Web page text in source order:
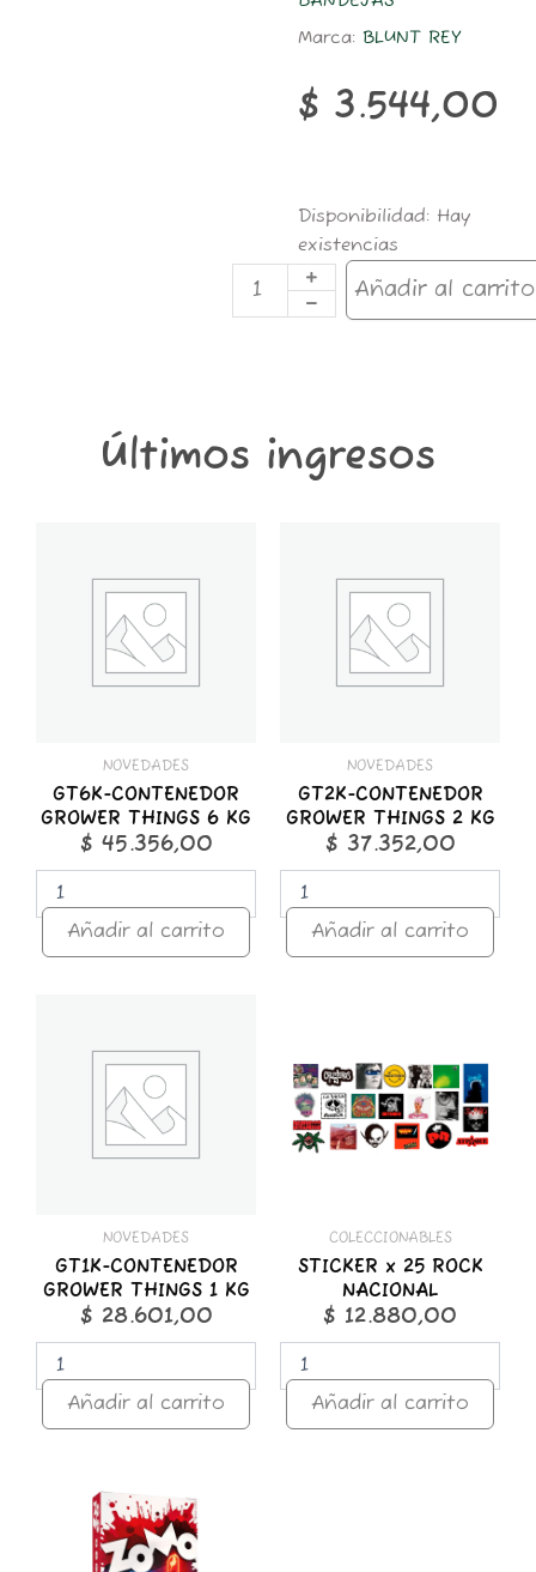
Marca:BLUNT REY
$ 3.544,00
Disponibilidad: Hay
existencias
BAN46
BANDEJA
CHICA
OVNI
MARCIANO
Añadir al carrito
Últimos ingresos
NOVEDADES
GT6K-CONTENEDOR
GROWER THINGS 6 KG
$ 45.356,00
GROWER
cantidad
Añadir al carrito
NOVEDADES
GT2K-CONTENEDOR
GROWER THINGS 2 KG
$ 37.352,00
GROWER
cantidad
Añadir al carrito
NOVEDADES
GT1K-CONTENEDOR
GROWER THINGS 1 KG
$ 28.601,00
GROWER
cantidad
Añadir al carrito
COLECCIONABLES
STICKER x 25 ROCK
NACIONAL
$ 12.880,00
ROCK
NACIONAL
cantidad
Añadir al carrito
Premium